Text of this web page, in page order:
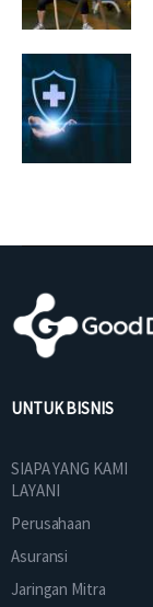
UNTUK BISNIS
SIAPA YANG KAMI
LAYANI
Perusahaan
Asuransi
Jaringan Mitra